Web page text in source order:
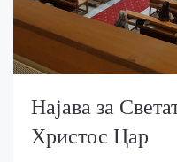
Најава за
Христос Цар